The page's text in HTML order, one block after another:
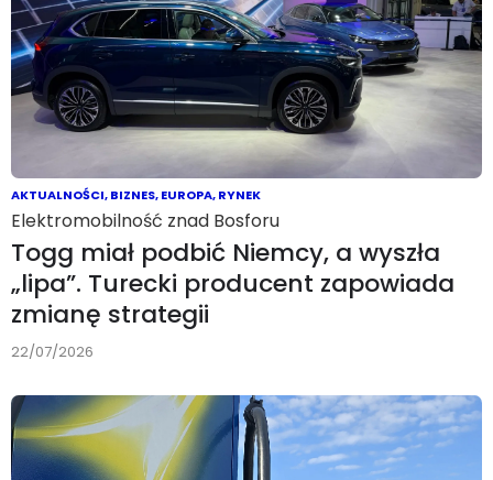
AKTUALNOŚCI,BIZNES,EUROPA,RYNEK
Elektromobilność znad Bosforu
Togg miał podbić Niemcy, a wyszła
„lipa”. Turecki producent zapowiada
zmianę strategii
22/07/2026